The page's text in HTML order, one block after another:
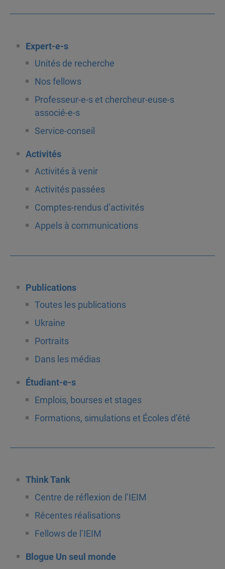
Expert-e-s
Unités de recherche
Nos fellows
Professeur-e-s et chercheur-euse-s
associé-e-s
Service-conseil
Activités
Activités à venir
Activités passées
Comptes-rendus d’activités
Appels à communications
Publications
Toutes les publications
Ukraine
Portraits
Dans les médias
Étudiant-e-s
Emplois, bourses et stages
Formations, simulations et Écoles d’été
Think Tank
Centre de réflexion de l’IEIM
Récentes réalisations
Fellows de l’IEIM
Blogue Un seul monde